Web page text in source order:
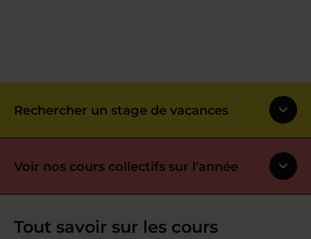
Rechercher un stage de vacances
Voir nos cours collectifs sur l’année
Tout savoir sur les cours